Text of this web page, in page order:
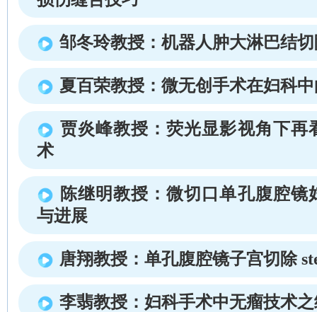
邹冬玲教授：机器人肿大淋巴结
夏百荣教授：微无创手术在妇科
贾炎峰教授：荧光显影视角下再
术
陈继明教授：微切口单孔腹腔镜
与进展
唐翔教授：单孔腹腔镜子宫切除
李翡教授：妇科手术中无瘤技术